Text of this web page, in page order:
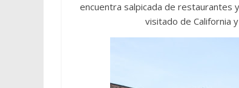
encuentra salpicada de restaurantes
visitado de California